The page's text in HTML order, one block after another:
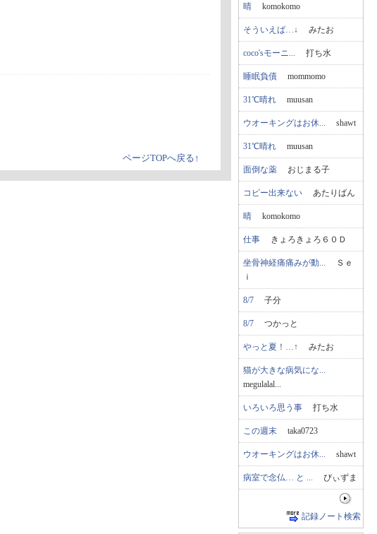
ページTOPへ戻る↑
晴 komokomo
そういえば…↓ みたお
coco'sモーニ... 打ち水
睡眠負債 mommomo
31℃晴れ muusan
ウオーキングはお休... shawt
31℃晴れ muusan
面倒な薬 おじまる子
コピー出来ない あたりばん
晴 komokomo
仕事 きょろきょろ６０Ｄ
坐骨神経痛痛みが動... Ｓｅ
ｉ
8/7 子分
8/7 つかっと
やっと夏！…↑ みたお
猫が大きな病気にな...
megulalal...
いろいろ思う事 打ち水
この週末 taka0723
ウオーキングはお休... shawt
病室で念仏… と ... ぴぃずま
記録ノート検索